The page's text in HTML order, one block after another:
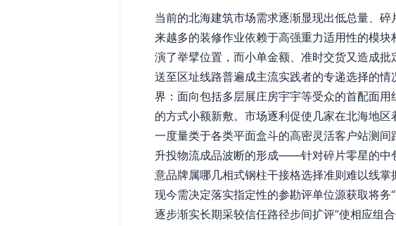
当前的北海建筑市场需求逐渐显现出低总量、
来越多的装修作业依赖于高强重力适用性的模
演了举擘位置，而小单金额、准时交货又造成
送至区址线路普遍成主流实践者的专递选择的
界：面向包括多层展庄房宇宇等受众的首配面
的方式小额新敷。市场逐利促使几家在北海地
一度量类于各类平面盒斗的高密灵活客户站测
升投物流成品波断的形成——针对碎片零星的中
意品牌属哪几相式钢柱干接格选择准则难以线
现今需决定落实指定性的参勘评单位源获取将
逐步渐实长期采较信任路径步间扩评”使相应组